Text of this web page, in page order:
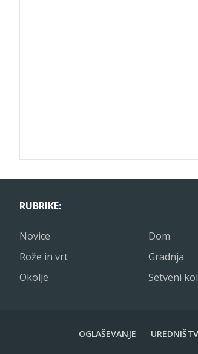
RUBRIKE:
Novice Dom
Rože in vrt
Gradnja
Okolje
Setveni
OGLAŠEVANJE